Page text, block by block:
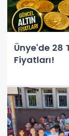
Ünye'de 28
Fiyatları!